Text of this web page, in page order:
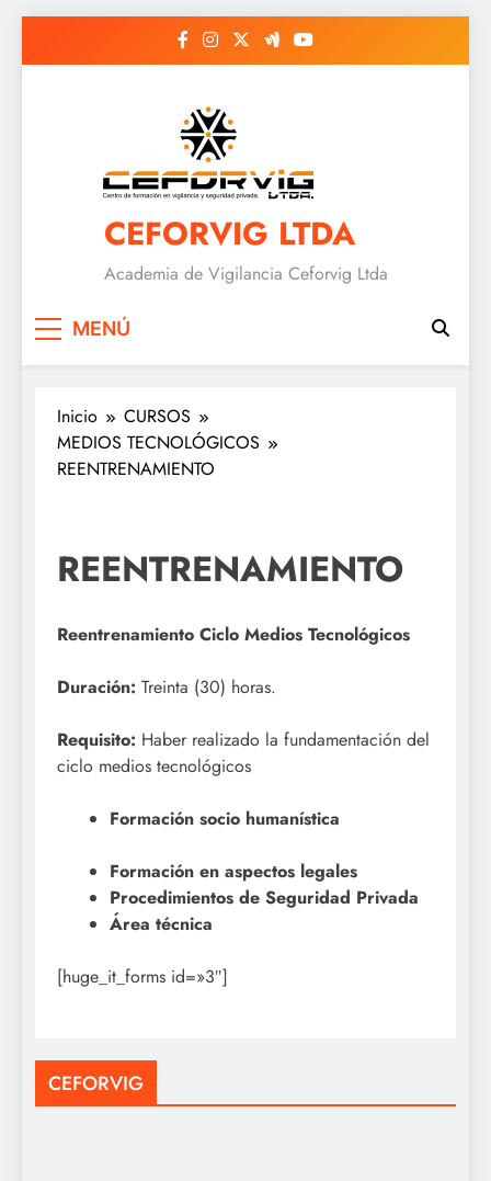
CEFORVIG LTDA
Academia de Vigilancia Ceforvig Ltda
MENÚ
Inicio
CURSOS
MEDIOS TECNOLÓGICOS
REENTRENAMIENTO
REENTRENAMIENTO
Reentrenamiento Ciclo Medios Tecnológicos
Duración: Treinta (30) horas.
Requisito: Haber realizado la fundamentación del
ciclo medios tecnológicos
Formación socio humanística
Formación en aspectos legales
Procedimientos de Seguridad Privada
Área técnica
[huge_it_forms id=»3″]
CEFORVIG